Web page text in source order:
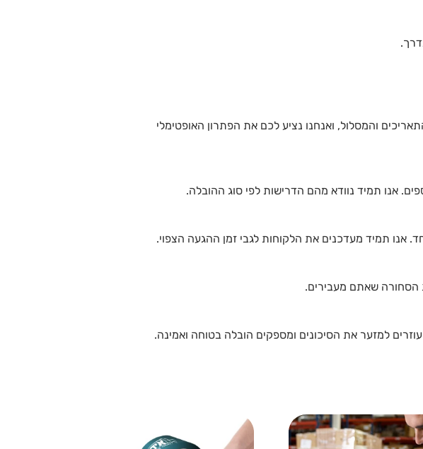
והמסלול, ואנחנו נציע לכם את הפתרון האופטימלי
אנו תמיד נוודא מהם הדרישות לפי סוג ההובלה.
אנו תמיד מעדכנים את הלקוחות לגבי זמן ההגעה הצפוי.
הסחורה שאתם מעבירים.
למזער את הסיכונים ומספקים הובלה בטוחה ואמינה.